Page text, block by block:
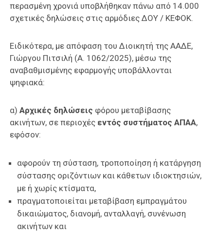
περασμένη χρονιά υποβλήθηκαν πάνω από 14.000
σχετικές δηλώσεις στις αρμόδιες ΔΟΥ / ΚΕΦΟΚ.
Ειδικότερα, με απόφαση του Διοικητή της ΑΑΔΕ,
Γιώργου Πιτσιλή (Α. 1062/2025), μέσω της
αναβαθμισμένης εφαρμογής υποβάλλονται
ψηφιακά:
α) Αρχικές δηλώσεις φόρου μεταβίβασης
ακινήτων, σε περιοχές εντός συστήματος ΑΠΑΑ,
εφόσον:
αφορούν τη σύσταση, τροποποίηση ή κατάργηση
σύστασης οριζόντιων και κάθετων ιδιοκτησιών,
με ή χωρίς κτίσματα,
πραγματοποιείται μεταβίβαση εμπραγμάτου
δικαιώματος, διανομή, ανταλλαγή, συνένωση
ακινήτων και